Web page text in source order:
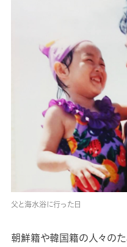
父と海水浴に行った日
朝鮮籍や韓国籍の人々の